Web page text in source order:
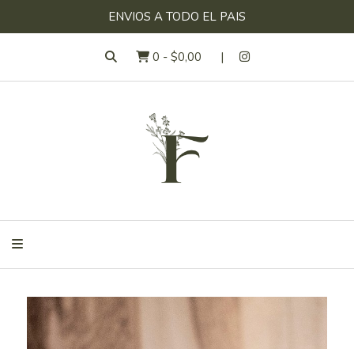
ENVIOS A TODO EL PAIS
0 - $0,00